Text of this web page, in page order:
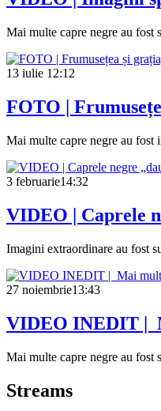
Mai multe capre negre au fost
13 iulie 12:12
FOTO |
Mai multe capre negre au fost
3 februarie14:32
VIDEO | Caprele
Imagini extraordinare au fost
27 noiembrie13:43
VIDEO INEDIT |
Mai multe capre negre au fost
Streams